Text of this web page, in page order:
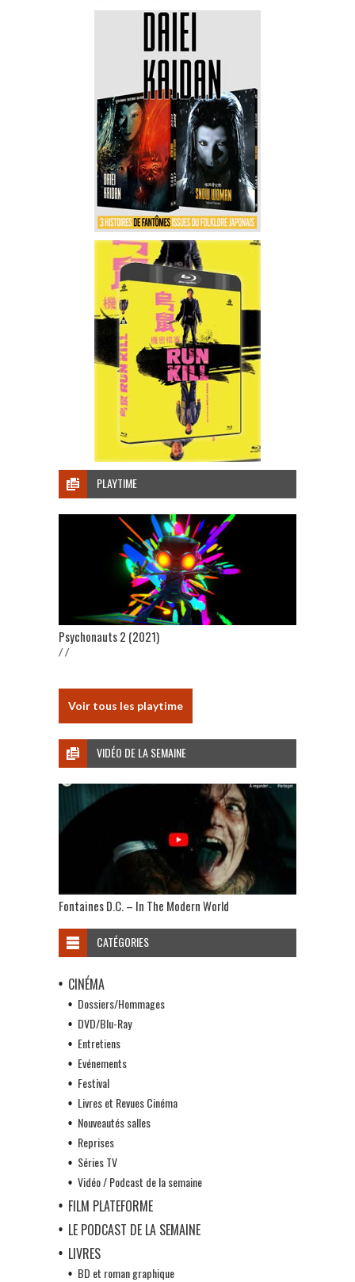
PLAYTIME
Psychonauts 2 (2021)
/ /
Voir tous les playtime
VIDÉO DE LA SEMAINE
Fontaines D.C. – In The Modern World
CATÉGORIES
CINÉMA
Dossiers/Hommages
DVD/Blu-Ray
Entretiens
Evénements
Festival
Livres et Revues Cinéma
Nouveautés salles
Reprises
Séries TV
Vidéo / Podcast de la semaine
FILM PLATEFORME
LE PODCAST DE LA SEMAINE
LIVRES
BD et roman graphique